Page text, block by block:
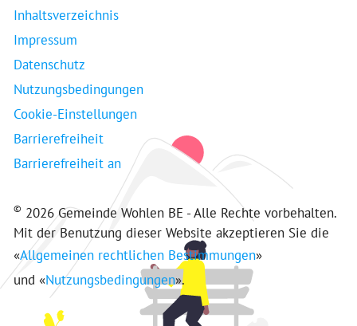
Inhaltsverzeichnis
Impressum
Datenschutz
Nutzungsbedingungen
Cookie-Einstellungen
Barrierefreiheit
Barrierefreiheit an
© 2026 Gemeinde Wohlen BE - Alle Rechte vorbehalten.
Mit der Benutzung dieser Website akzeptieren Sie die
«Allgemeinen rechtlichen Bestimmungen»
und «Nutzungsbedingungen».